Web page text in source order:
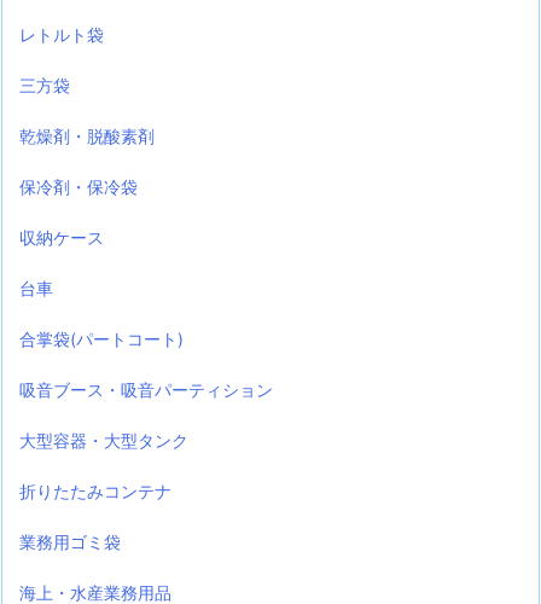
レトルト袋
三方袋
乾燥剤・脱酸素剤
保冷剤・保冷袋
収納ケース
台車
合掌袋(パートコート)
吸音ブース・吸音パーティション
大型容器・大型タンク
折りたたみコンテナ
業務用ゴミ袋
海上・水産業務用品